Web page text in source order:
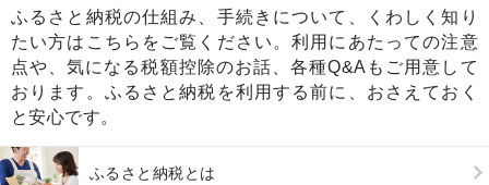
ふるさと納税の仕組み、手続きについて、くわしく知り
たい方はこちらをご覧ください。利用にあたっての注意
点や、気になる税額控除のお話、各種Q&Aもご用意して
おります。ふるさと納税を利用する前に、おさえておく
と安心です。
ふるさと納税とは